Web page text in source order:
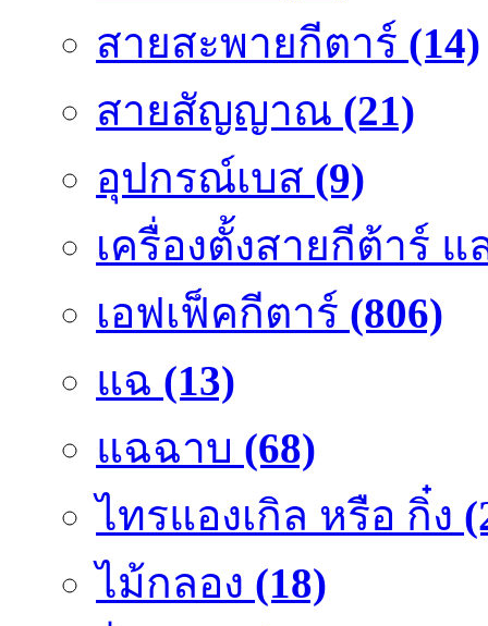
สายสะพายกีตาร์ (14)
สายสัญญาณ (21)
อุปกรณ์เบส (9)
เครื่องตั้งสายกีต้าร์ แ
เอฟเฟ็คกีตาร์ (806)
แฉ (13)
แฉฉาบ (68)
ไทรแองเกิล หรือ กิ๋ง
ไม้กลอง (18)